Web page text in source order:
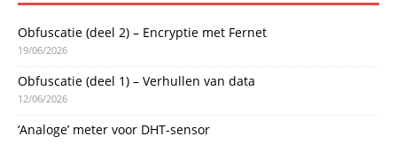
Obfuscatie (deel 2) – Encryptie met Fernet
19/06/2026
Obfuscatie (deel 1) – Verhullen van data
12/06/2026
‘Analoge’ meter voor DHT-sensor